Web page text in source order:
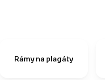
Rámy na plagáty